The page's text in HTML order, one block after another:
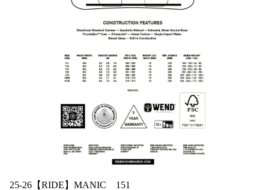
25-26【RIDE】MANIC 151